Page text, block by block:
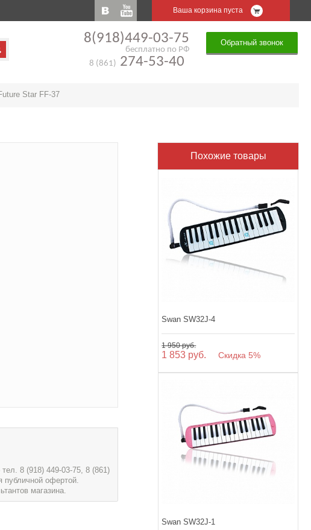
Ваша корзина пуста
8(918)449-03-75
бесплатно по РФ
8 (861) 274-53-40
Обратный звонок
Star FF-37
Похожие товары
Swan SW32J-4
1 950 руб.
1 853 руб. Скидка 5%
Swan SW32J-1
8 (918) 449-03-75, 8 (861)
офертой.
магазина.